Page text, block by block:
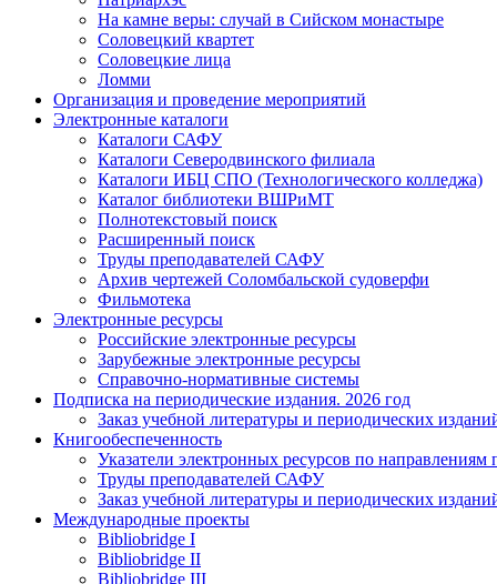
На камне веры: случай в Сийском монастыре
Соловецкий квартет
Соловецкие лица
Ломми
Организация и проведение мероприятий
Электронные каталоги
Каталоги САФУ
Каталоги Северодвинского филиала
Каталоги ИБЦ СПО (Технологического колледжа)
Каталог библиотеки ВШРиМТ
Полнотекстовый поиск
Расширенный поиск
Труды преподавателей САФУ
Архив чертежей Соломбальской судоверфи
Фильмотека
Электронные ресурсы
Российские электронные ресурсы
Зарубежные электронные ресурсы
Справочно-нормативные системы
Подписка на периодические издания. 2026 год
Заказ учебной литературы и периодических
Книгообеспеченность
Указатели электронных ресурсов по направлениям
Труды преподавателей САФУ
Заказ учебной литературы и периодических
Международные проекты
Bibliobridge I
Bibliobridge II
Bibliobridge III